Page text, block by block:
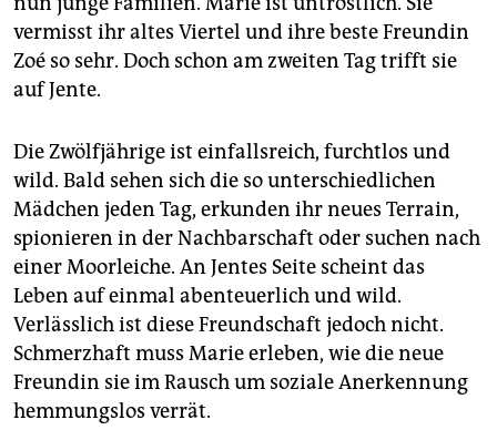
vermisst ihr altes Viertel und ihre beste Freundin
Zoé so sehr. Doch schon am zweiten Tag trifft sie
auf Jente.
Die Zwölfjährige ist einfallsreich, furchtlos und
wild. Bald sehen sich die so unterschiedlichen
Mädchen jeden Tag, erkunden ihr neues Terrain,
spionieren in der Nachbarschaft oder suchen nach
einer Moorleiche. An Jentes Seite scheint das
Leben auf einmal abenteuerlich und wild.
Verlässlich ist diese Freundschaft jedoch nicht.
Schmerzhaft muss Marie erleben, wie die neue
Freundin sie im Rausch um soziale Anerkennung
hemmungslos verrät.